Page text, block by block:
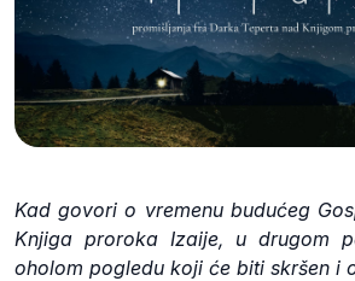
Kad govori o vremenu budućeg
Knjiga proroka Izaije, u drugom
oholom pogledu koji će biti skršen i